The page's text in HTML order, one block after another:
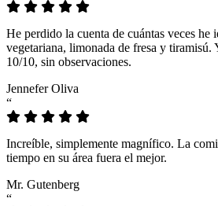
He perdido la cuenta de cuántas veces
vegetariana, limonada de fresa y
10/10, sin observaciones.
Jennefer Oliva
“
Increíble, simplemente magnífico. La
tiempo en su área fuera el mejor.
Mr. Gutenberg
“